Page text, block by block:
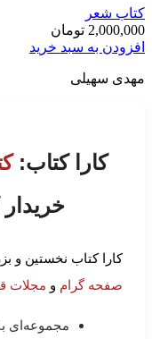
کتاب شعر
2,000,000 تومان
افزودن به سبد خرید
مهدی سهیلی
کارا کتاب:
کارا کتاب نخستین
صفحه گرام و مجلات
مجموعه‌ای